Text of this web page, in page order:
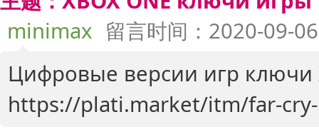
minimax 留言时间：2020-09-
Цифровые версии игр ключи
https://plati.market/itm/far-